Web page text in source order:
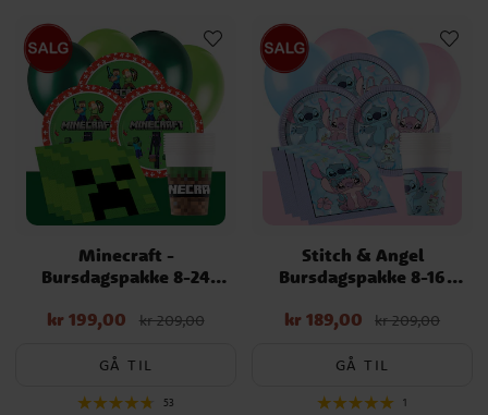
Minecraft -
Bursdagspakke 8-24
Nåværende pris:
Opprinnelig pris
kr 199,00 kr 209,00
GÅ TIL
53
Stitch & Angel
Bursdagspakke 8-16
Nåværende pris:
Opprinnelig pris
kr 189,00 kr 209,00
GÅ TIL
1